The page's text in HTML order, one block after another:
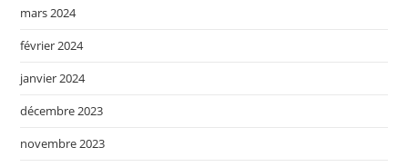
mars 2024
février 2024
janvier 2024
décembre 2023
novembre 2023